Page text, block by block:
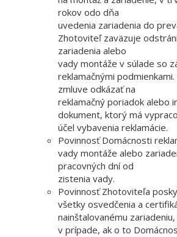
rokov odo dňa
uvedenia zariadenia do
Zhotoviteľ zaväzuje
zariadenia alebo
vady montáže v súlade so
reklamačnými
zmluve odkázať na
reklamačný poriadok alebo
dokument, ktorý má
účel vybavenia reklamácie.
Povinnosť Domácnosti
vady montáže alebo
pracovných dní od
zistenia vady.
Povinnosť Zhotoviteľa
všetky osvedčenia a
nainštalovanému zariadeniu,
v prípade, ak o to